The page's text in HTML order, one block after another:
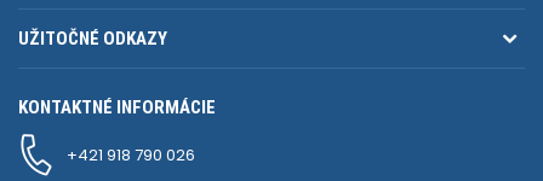
UŽITOČNÉ ODKAZY
KONTAKTNÉ INFORMÁCIE
+421 918 790 026